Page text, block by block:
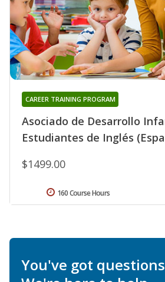
Asociado de Desarrollo
Estudiantes de Inglés
CAREER TRAINING PROGRAM
$1499.00
160 Course Hours
You've got